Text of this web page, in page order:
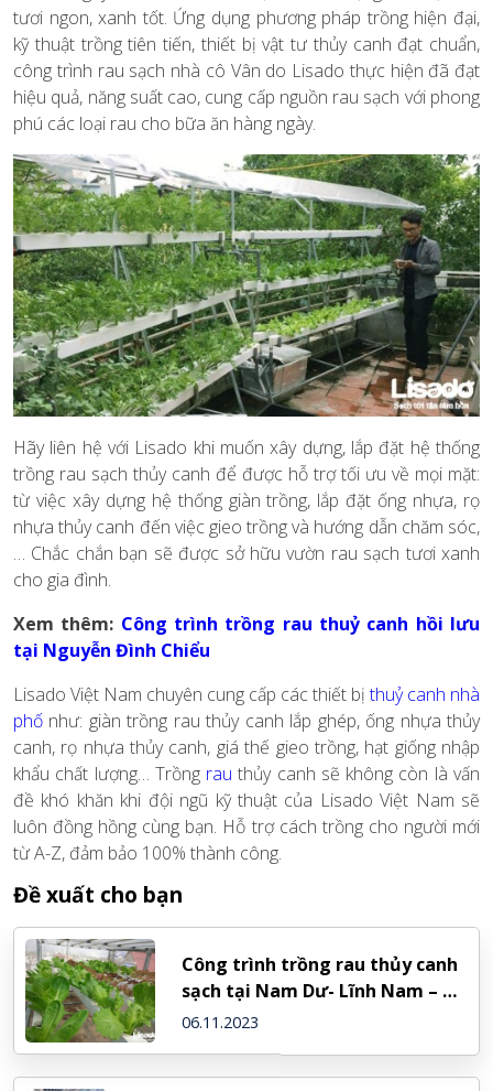
tươi ngon, xanh tốt. Ứng dụng phương pháp trồng hiện đại,
kỹ thuật trồng tiên tiến, thiết bị vật tư thủy canh đạt chuẩn,
công trình rau sạch nhà cô Vân do Lisado thực hiện đã đạt
hiệu quả, năng suất cao, cung cấp nguồn rau sạch với phong
phú các loại rau cho bữa ăn hàng ngày.
Hãy liên hệ với Lisado khi muốn xây dựng, lắp đặt hệ thống
trồng rau sạch thủy canh để được hỗ trợ tối ưu về mọi mặt:
từ việc xây dựng hệ thống giàn trồng, lắp đặt ống nhựa, rọ
nhựa thủy canh đến việc gieo trồng và hướng dẫn chăm sóc,
… Chắc chắn bạn sẽ được sở hữu vườn rau sạch tươi xanh
cho gia đình.
Xem thêm: Công trình trồng rau thuỷ canh hồi lưu
tại Nguyễn Đình Chiểu
Lisado Việt Nam chuyên cung cấp các thiết bịthuỷ canh nhà
phố như: giàn trồng rau thủy canh lắp ghép, ống nhựa thủy
canh, rọ nhựa thủy canh, giá thế gieo trồng, hạt giống nhập
khẩu chất lượng… Trồng rau thủy canh sẽ không còn là vấn
đề khó khăn khi đội ngũ kỹ thuật của Lisado Việt Nam sẽ
luôn đồng hồng cùng bạn. Hỗ trợ cách trồng cho người mới
từ A-Z, đảm bảo 100% thành công.
Đề xuất cho bạn
Công trình trồng rau thủy canh
sạch tại Nam Dư- Lĩnh Nam – Hà
Nội
06.11.2023